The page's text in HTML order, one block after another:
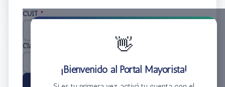
👋
¡Bienvenido al Portal Mayorista!
CUIT *
Clave